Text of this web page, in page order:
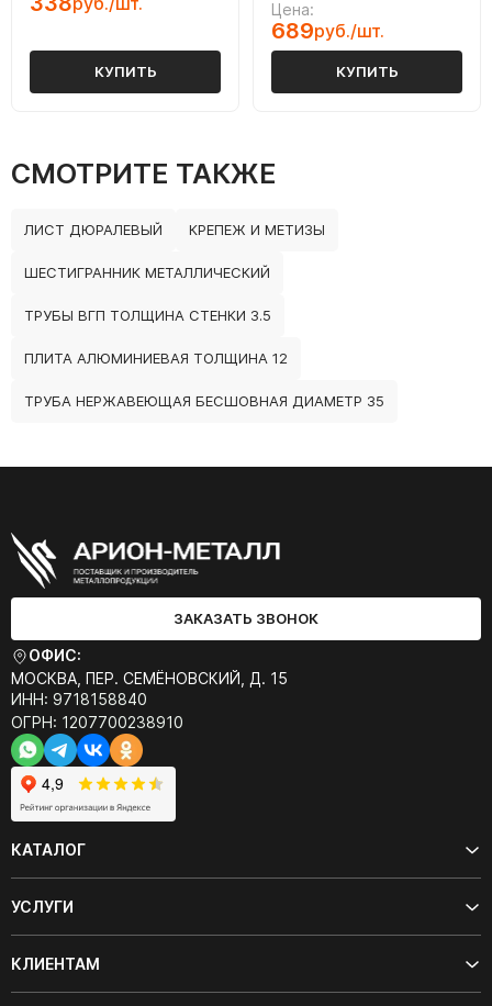
КУПИТЬ
Цена:
689руб./шт.
КУПИТЬ
СМОТРИТЕ ТАКЖЕ
ЛИСТ ДЮРАЛЕВЫЙ КРЕПЕЖ И МЕТИЗЫ
ШЕСТИГРАННИК МЕТАЛЛИЧЕСКИЙ
ТРУБЫ ВГП ТОЛЩИНА СТЕНКИ 3.5
ПЛИТА АЛЮМИНИЕВАЯ ТОЛЩИНА 12
ТРУБА НЕРЖАВЕЮЩАЯ БЕСШОВНАЯ ДИАМЕТР 35
ЗАКАЗАТЬ ЗВОНОК
ОФИС:
МОСКВА, ПЕР. СЕМЁНОВСКИЙ, Д. 15
ИНН: 9718158840
ОГРН: 1207700238910
КАТАЛОГ
УСЛУГИ
КЛИЕНТАМ